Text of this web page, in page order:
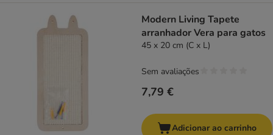
Modern Living Tapete
arranhador Vera para gatos
45 x 20 cm (C x L)
7,79 €
Sem avaliações
Adicionar ao carrinho